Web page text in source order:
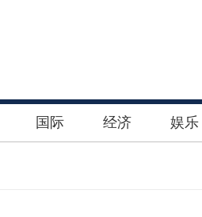
国际 经济 娱乐